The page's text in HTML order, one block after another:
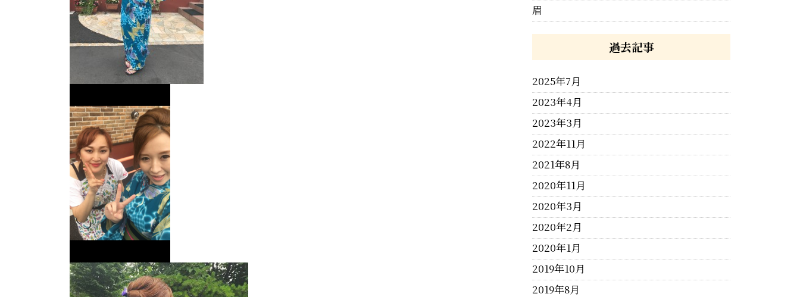
眉
過去記事
2025年7月
2023年4月
2023年3月
2022年11月
2021年8月
2020年11月
2020年3月
2020年2月
2020年1月
2019年10月
2019年8月